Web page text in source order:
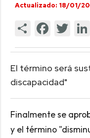
Actualizado: 18/01/
El término será
discapacidad"
Finalmente se
y el término